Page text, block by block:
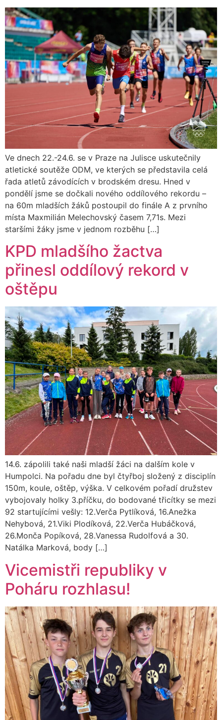
Ve dnech 22.-24.6. se v Praze na Julisce uskutečnily
atletické soutěže ODM, ve kterých se představila celá
řada atletů závodících v brodském dresu. Hned v
pondělí jsme se dočkali nového oddílového rekordu –
na 60m mladších žáků postoupil do finále A z prvního
místa Maxmilián Melechovský časem 7,71s. Mezi
staršími žáky jsme v jednom rozběhu […]
KPD mladšího žactva
přinesl oddílový rekord v
oštěpu
14.6. zápolili také naši mladší žáci na dalším kole v
Humpolci. Na pořadu dne byl čtyřboj složený z disciplín
150m, koule, oštěp, výška. V celkovém pořadí družstev
vybojovaly holky 3.příčku, do bodované třicítky se mezi
92 startujícími vešly: 12.Verča Pytlíková, 16.Anežka
Nehybová, 21.Viki Plodíková, 22.Verča Hubáčková,
26.Monča Popíková, 28.Vanessa Rudolfová a 30.
Natálka Marková, body […]
Vicemistři republiky v
Poháru rozhlasu!